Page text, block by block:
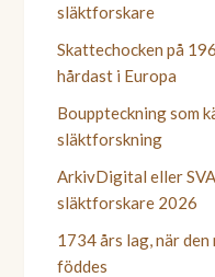
släktforskare
Skattechocken på
hårdast i Europa
Bouppteckning som
släktforskning
ArkivDigital eller
släktforskare 2026
1734 års lag, när
föddes